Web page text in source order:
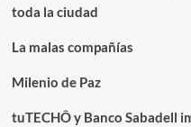
toda la ciudad
La malas compañías
Milenio de Paz
tuTECHÔ y Banco Sabadell